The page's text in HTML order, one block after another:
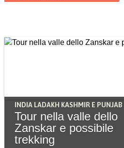
INDIA LADAKH KASHMIR E PUNJAB
Tour nella valle dello
Zanskar e possibile
trekking